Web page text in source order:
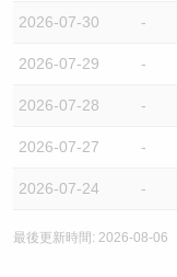
2026-07-30 -
2026-07-29 -
2026-07-28 -
2026-07-27 -
2026-07-24 -
最後更新時間: 2026-08-06